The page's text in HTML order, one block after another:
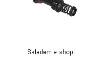
laserem gravírovanou grafikou
vpředu a na straně.
Skladem e-shop